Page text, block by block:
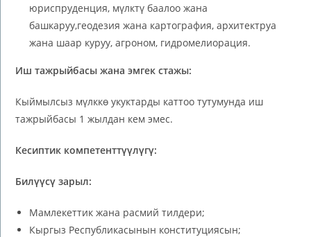
юриспруденция, мүлктү баалоо жана
башкаруу,геодезия жана картография, архитектруа
жана шаар куруу, агроном, гидромелиорация.
Иш тажрыйбасы жана эмгек стажы:
Кыймылсыз мүлккө укуктарды каттоо тутумунда иш
тажрыйбасы 1 жылдан кем эмес.
Кесиптик компетенттүүлүгү:
Билүүсү зарыл:
Мамлекеттик жана расмий тилдери;
Кыргыз Республикасынын конституциясын;